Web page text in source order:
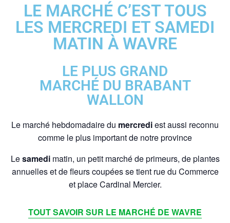
LE MARCHÉ C’EST TOUS
LES MERCREDI ET SAMEDI
MATIN À WAVRE
LE PLUS GRAND
MARCHÉ DU BRABANT
WALLON
Le marché hebdomadaire du mercrediest aussi reconnu
comme le plus important de notre province
Lesamedimatin, un petit marché de primeurs, de plantes
annuelles et de fleurs coupées se tient rue du Commerce
et place Cardinal Mercier.
TOUT SAVOIR SUR LE MARCHÉ DE WAVRE